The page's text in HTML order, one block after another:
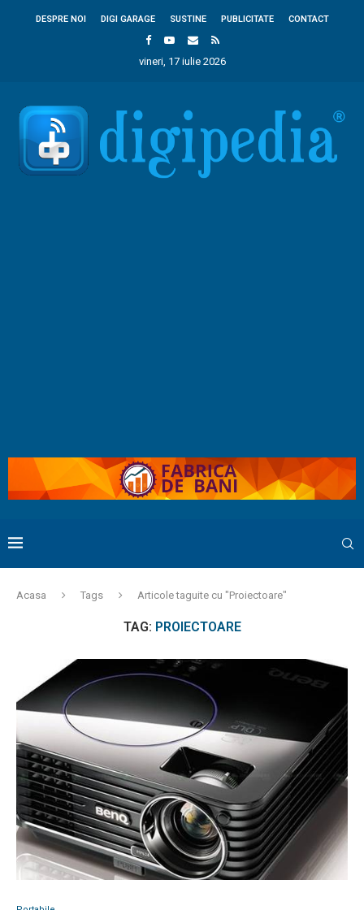
DESPRE NOI DIGI GARAGE SUSTINE PUBLICITATE CONTACT
vineri, 17 iulie 2026
Acasa Tags Articole taguite cu "Proiectoare"
TAG: PROIECTOARE